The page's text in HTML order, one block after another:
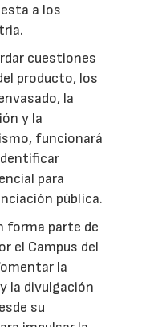
a los
cuestiones
producto, los
la
y la
funcionará
para
pública.
forma parte de
el Campus del
la
la divulgación
su